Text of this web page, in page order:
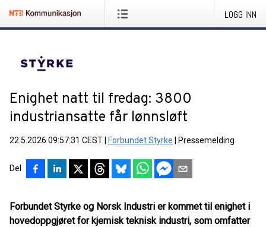
LOGG INN
Enighet natt til fredag: 3800
industriansatte får lønnsløft
22.5.2026 09:57:31 CEST Forbundet Styrke Pressemelding
Del
Forbundet Styrke og Norsk Industri er kommet til enighet i
hovedoppgjøret for kjemisk teknisk industri, som omfatter